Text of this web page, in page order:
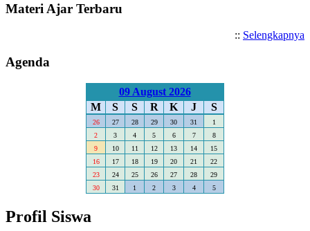
Materi Ajar Terbaru
:: Selengkapnya
Agenda
09 August 2026
M
S S R K J S
26 27 28 29 30 31
1
2
3 4 5 6 7
8
9
10 11 12 13 14
15
16
17 18 19 20 21
22
23
24 25 26 27 28
29
30
31 1 2 3 4 5
Profil Siswa